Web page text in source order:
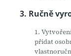
3. Ručně
1.
přidat